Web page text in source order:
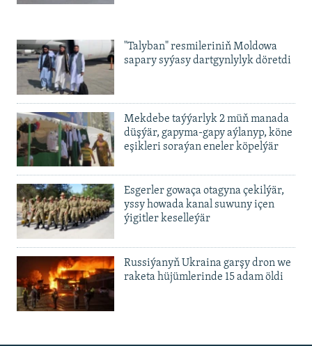
"Talyban" resmileriniň Moldowa
sapary syýasy dartgynlylyk döretdi
Mekdebe taýýarlyk 2 müň manada
düşýär, gapyma-gapy aýlanyp, köne
eşikleri soraýan eneler köpelýär
Esgerler gowaça otagyna çekilýär,
yssy howada kanal suwuny içen
ýigitler keselleýär
Russiýanyň Ukraina garşy dron we
raketa hüjümlerinde 15 adam öldi